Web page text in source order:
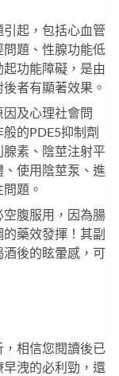
起，包括心血管
題、性腺功能低
起功能障礙，是由
者有顯著效果。
及心理社會問
的PDE5抑制劑
素、陰莖注射平
使用陰莖泵、進
題。
空腹服用，因為腸
藥效發揮！其副
後的眩暈感，可
相信您閱讀後已
早洩的必利勁 ，還